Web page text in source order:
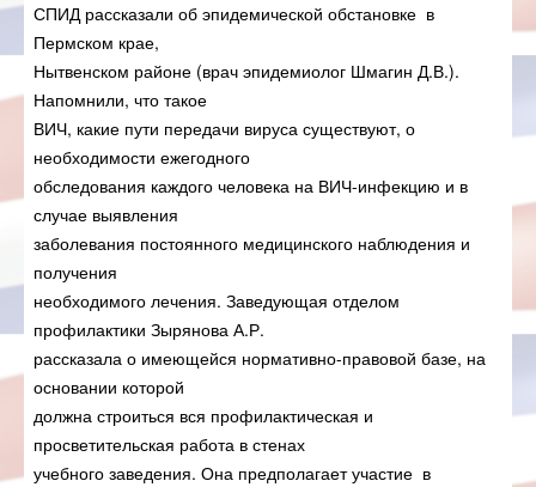
СПИД рассказали об эпидемической обстановке в
Пермском крае,
Нытвенском районе (врач эпидемиолог Шмагин Д.В.).
Напомнили, что такое
ВИЧ, какие пути передачи вируса существуют, о
необходимости ежегодного
обследования каждого человека на ВИЧ-инфекцию и в
случае выявления
заболевания постоянного медицинского наблюдения и
получения
необходимого лечения. Заведующая отделом
профилактики Зырянова А.Р.
рассказала о имеющейся нормативно-правовой базе, на
основании которой
должна строиться вся профилактическая и
просветительская работа в стенах
учебного заведения. Она предполагает участие в